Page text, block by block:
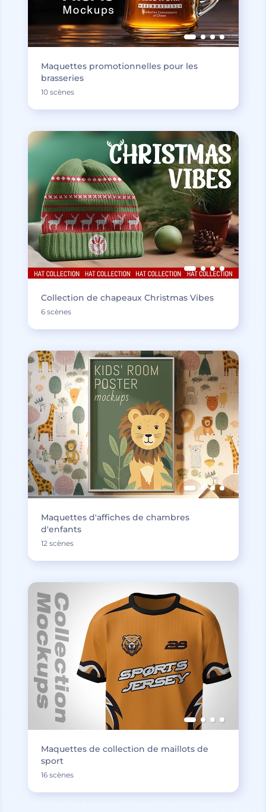
Maquettes promotionnelles pour les
brasseries
10 scènes
Collection de chapeaux Christmas Vibes
6 scènes
Maquettes d'affiches de chambres
d'enfants
12 scènes
Maquettes de collection de maillots de
sport
16 scènes